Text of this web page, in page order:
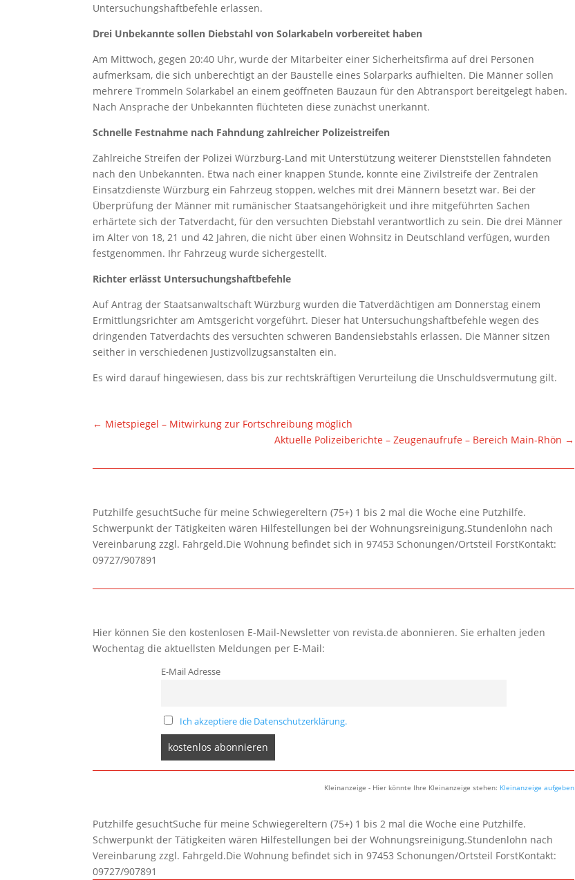
Untersuchungshaftbefehle erlassen.
Drei Unbekannte sollen Diebstahl von Solarkabeln vorbereitet haben
Am Mittwoch, gegen 20:40 Uhr, wurde der Mitarbeiter einer Sicherheitsfirma auf drei Personen
aufmerksam, die sich unberechtigt an der Baustelle eines Solarparks aufhielten. Die Männer sollen
mehrere Trommeln Solarkabel an einem geöffneten Bauzaun für den Abtransport bereitgelegt haben.
Nach Ansprache der Unbekannten flüchteten diese zunächst unerkannt.
Schnelle Festnahme nach Fahndung zahlreicher Polizeistreifen
Zahlreiche Streifen der Polizei Würzburg-Land mit Unterstützung weiterer Dienststellen fahndeten
nach den Unbekannten. Etwa nach einer knappen Stunde, konnte eine Zivilstreife der Zentralen
Einsatzdienste Würzburg ein Fahrzeug stoppen, welches mit drei Männern besetzt war. Bei der
Überprüfung der Männer mit rumänischer Staatsangehörigkeit und ihre mitgeführten Sachen
erhärtete sich der Tatverdacht, für den versuchten Diebstahl verantwortlich zu sein. Die drei Männer
im Alter von 18, 21 und 42 Jahren, die nicht über einen Wohnsitz in Deutschland verfügen, wurden
festgenommen. Ihr Fahrzeug wurde sichergestellt.
Richter erlässt Untersuchungshaftbefehle
Auf Antrag der Staatsanwaltschaft Würzburg wurden die Tatverdächtigen am Donnerstag einem
Ermittlungsrichter am Amtsgericht vorgeführt. Dieser hat Untersuchungshaftbefehle wegen des
dringenden Tatverdachts des versuchten schweren Bandensiebstahls erlassen. Die Männer sitzen
seither in verschiedenen Justizvollzugsanstalten ein.
Es wird darauf hingewiesen, dass bis zur rechtskräftigen Verurteilung die Unschuldsvermutung gilt.
← Mietspiegel – Mitwirkung zur Fortschreibung möglich
Aktuelle Polizeiberichte – Zeugenaufrufe – Bereich Main-Rhön →
Putzhilfe gesuchtSuche für meine Schwiegereltern (75+) 1 bis 2 mal die Woche eine Putzhilfe.
Schwerpunkt der Tätigkeiten wären Hilfestellungen bei der Wohnungsreinigung.Stundenlohn nach
Vereinbarung zzgl. Fahrgeld.Die Wohnung befindet sich in 97453 Schonungen/Ortsteil ForstKontakt:
09727/907891
Hier können Sie den kostenlosen E-Mail-Newsletter von revista.de abonnieren. Sie erhalten jeden
Wochentag die aktuellsten Meldungen per E-Mail:
E-Mail Adresse
Ich akzeptiere die Datenschutzerklärung.
Kleinanzeige - Hier könnte Ihre Kleinanzeige stehen: Kleinanzeige aufgeben
Putzhilfe gesuchtSuche für meine Schwiegereltern (75+) 1 bis 2 mal die Woche eine Putzhilfe.
Schwerpunkt der Tätigkeiten wären Hilfestellungen bei der Wohnungsreinigung.Stundenlohn nach
Vereinbarung zzgl. Fahrgeld.Die Wohnung befindet sich in 97453 Schonungen/Ortsteil ForstKontakt:
09727/907891